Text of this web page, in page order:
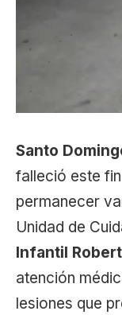
Santo
falleció este
permanecer
Unidad de
Infantil
atención
lesiones que